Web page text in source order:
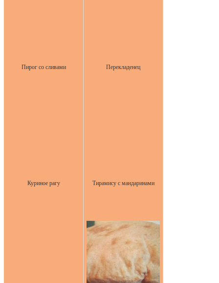
Пирог со сливами Перекладенец
Куриное рагу Тирамису с мандаринами